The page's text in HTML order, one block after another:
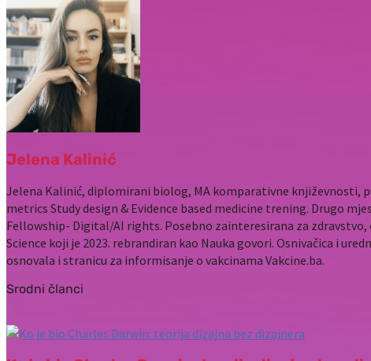
Jelena Kalinić
Jelena Kalinić, diplomirani biolog, MA komparativne književnosti,
metrics Study design & Evidence based medicine trening. Drugo
Fellowship- Digital/AI rights. Posebno zainteresirana za
Science koji je 2023. rebrandiran kao Nauka govori. Osnivačica i
osnovala i stranicu za informisanje o vakcinama Vakcine.ba.
Srodni članci